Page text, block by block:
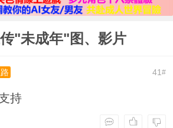
"未成年"图、影片
41#
持